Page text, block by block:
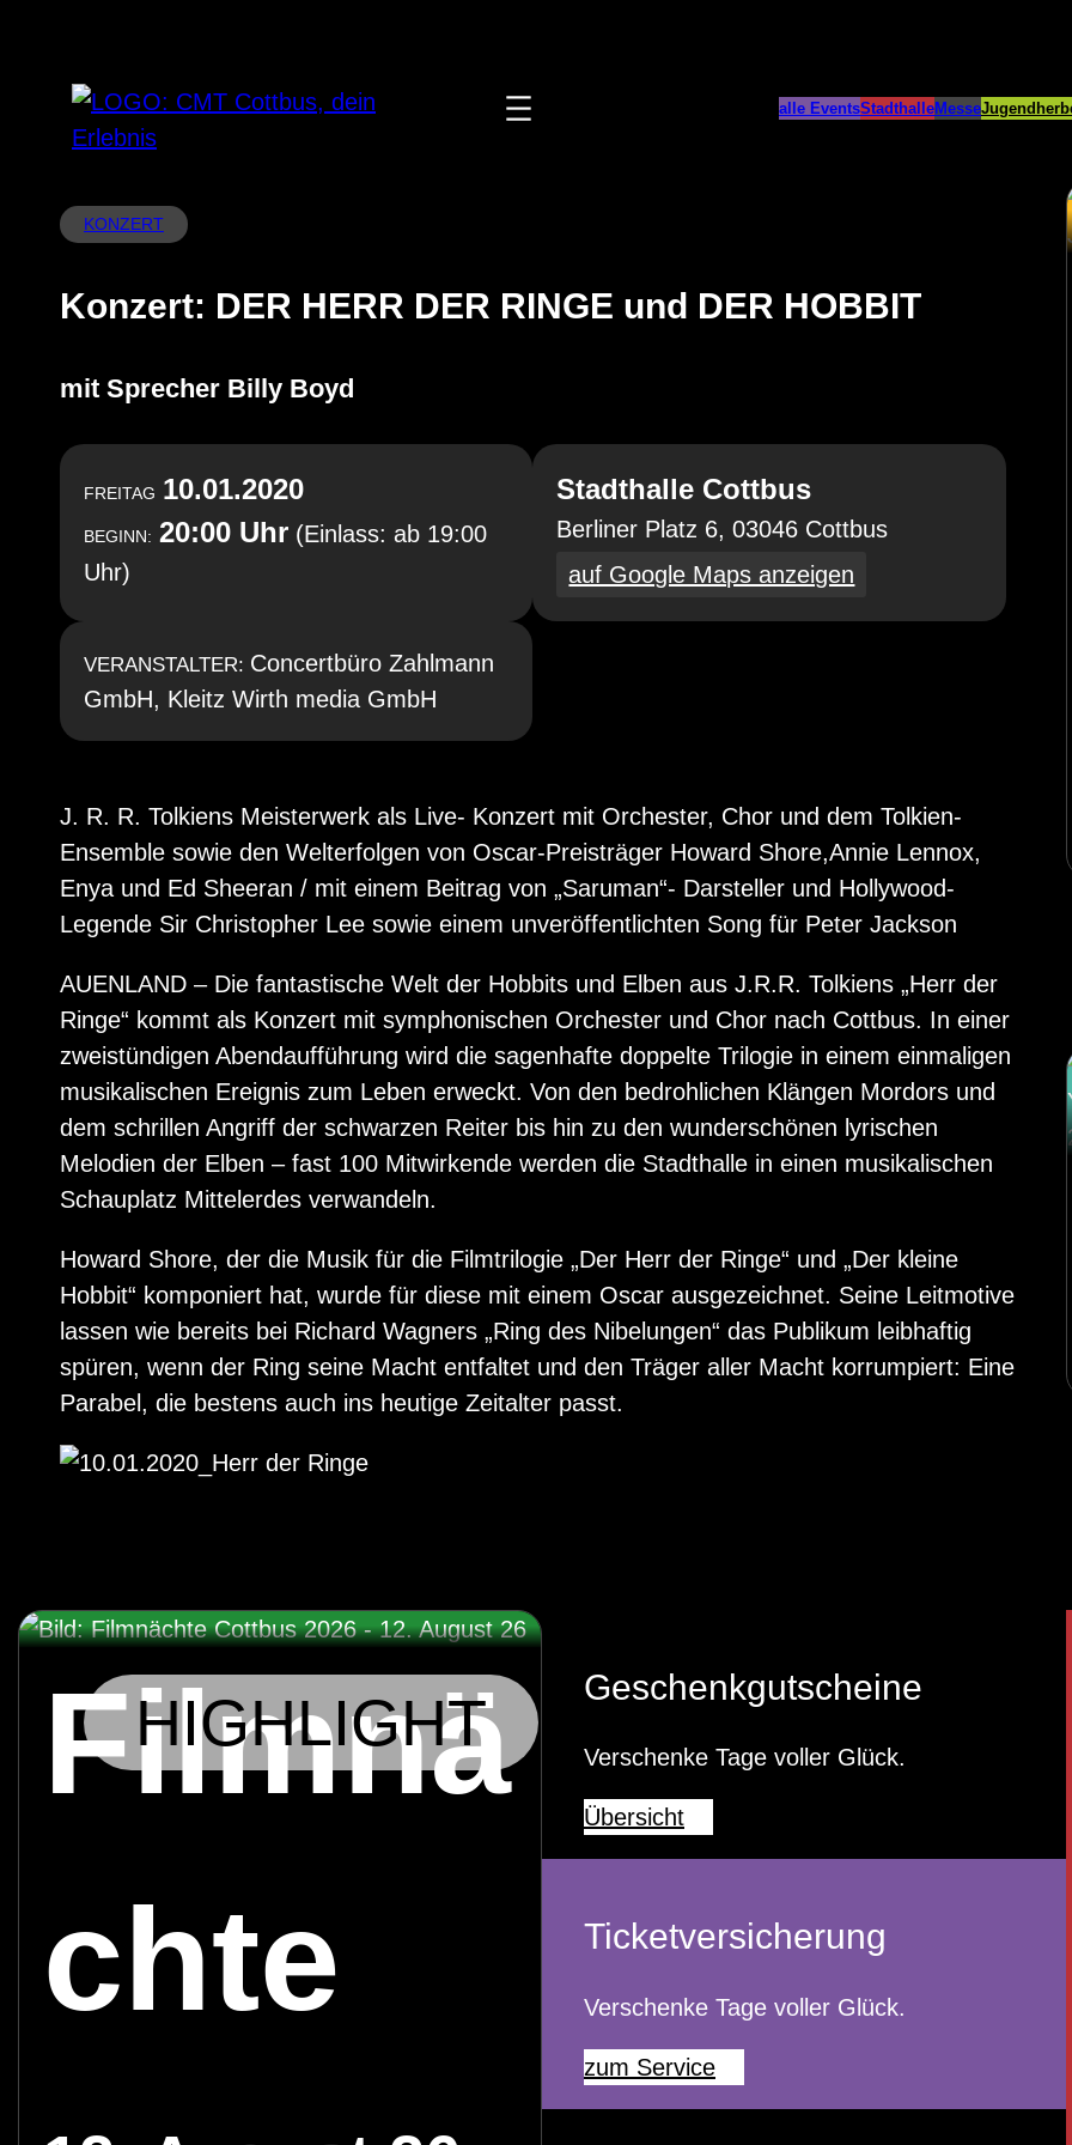
springen
alle EventsStadthalleMesse
KONZERT
Konzert: DER HERR DER RINGE und DER HOBBIT
mit Sprecher Billy Boyd
FREITAG 10.01.2020
BEGINN: 20:00 Uhr (Einlass: ab 19:00
Uhr)
Stadthalle Cottbus
Berliner Platz 6, 03046 Cottbus
auf Google Maps anzeigen
VERANSTALTER: Concertbüro Zahlmann
GmbH, Kleitz Wirth media GmbH
J. R. R. Tolkiens Meisterwerk als Live- Konzert mit Orchester, Chor und dem Tolkien-
Ensemble sowie den Welterfolgen von Oscar-Preisträger Howard Shore,Annie Lennox,
Enya und Ed Sheeran / mit einem Beitrag von „Saruman“- Darsteller und Hollywood-
Legende Sir Christopher Lee sowie einem unveröffentlichten Song für Peter Jackson
AUENLAND – Die fantastische Welt der Hobbits und Elben aus J.R.R. Tolkiens „Herr der
Ringe“ kommt als Konzert mit symphonischen Orchester und Chor nach Cottbus. In einer
zweistündigen Abendaufführung wird die sagenhafte doppelte Trilogie in einem einmaligen
musikalischen Ereignis zum Leben erweckt. Von den bedrohlichen Klängen Mordors und
dem schrillen Angriff der schwarzen Reiter bis hin zu den wunderschönen lyrischen
Melodien der Elben – fast 100 Mitwirkende werden die Stadthalle in einen musikalischen
Schauplatz Mittelerdes verwandeln.
Howard Shore, der die Musik für die Filmtrilogie „Der Herr der Ringe“ und „Der kleine
Hobbit“ komponiert hat, wurde für diese mit einem Oscar ausgezeichnet. Seine Leitmotive
lassen wie bereits bei Richard Wagners „Ring des Nibelungen“ das Publikum leibhaftig
spüren, wenn der Ring seine Macht entfaltet und den Träger aller Macht korrumpiert: Eine
Parabel, die bestens auch ins heutige Zeitalter passt.
Geschenkgutscheine
Verschenke Tage voller Glück.
Übersicht
Ticketversicherung
Verschenke Tage voller Glück.
zum Service
HIGHLIGHT
Filmnä
chte